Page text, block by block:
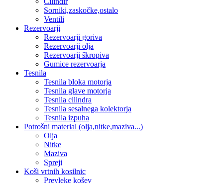
Sorniki,zaskočke,ostalo
Ventili
Rezervoarji
Rezervoarji goriva
Rezervoarji olja
Rezervoarji škropiva
Gumice rezervoarja
Tesnila
Tesnila bloka motorja
Tesnila glave motorja
Tesnila cilindra
Tesnila sesalnega kolektorja
Tesnila izpuha
Potrošni material (olja,nitke,maziva...)
Olja
Nitke
Maziva
Spreji
Koši vrtnih kosilnic
Prevleke košev